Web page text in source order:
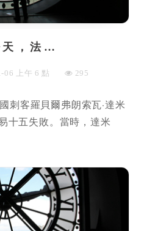
天，法…
06 上午 6 點 295
刺客羅貝爾弗朗索瓦·達米
十五失敗。當時，達米